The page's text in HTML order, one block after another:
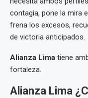
contagia, pone la mira
frena los excesos,
de victoria anticipados.
Alianza Lima tiene
fortaleza.
Alianza Lima